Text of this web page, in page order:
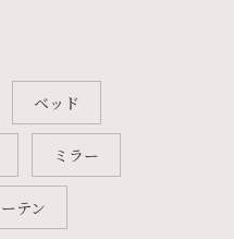
ベッド
ミラー
テン